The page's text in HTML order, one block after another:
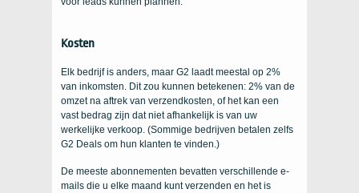
Kosten
Elk bedrijf is anders, maar G2 laadt meestal op 2%
van inkomsten. Dit zou kunnen betekenen: 2% van de
omzet na aftrek van verzendkosten, of het kan een
vast bedrag zijn dat niet afhankelijk is van uw
werkelijke verkoop. (Sommige bedrijven betalen zelfs
G2 Deals om hun klanten te vinden.)
De meeste abonnementen bevatten verschillende e-
mails die u elke maand kunt verzenden en het is